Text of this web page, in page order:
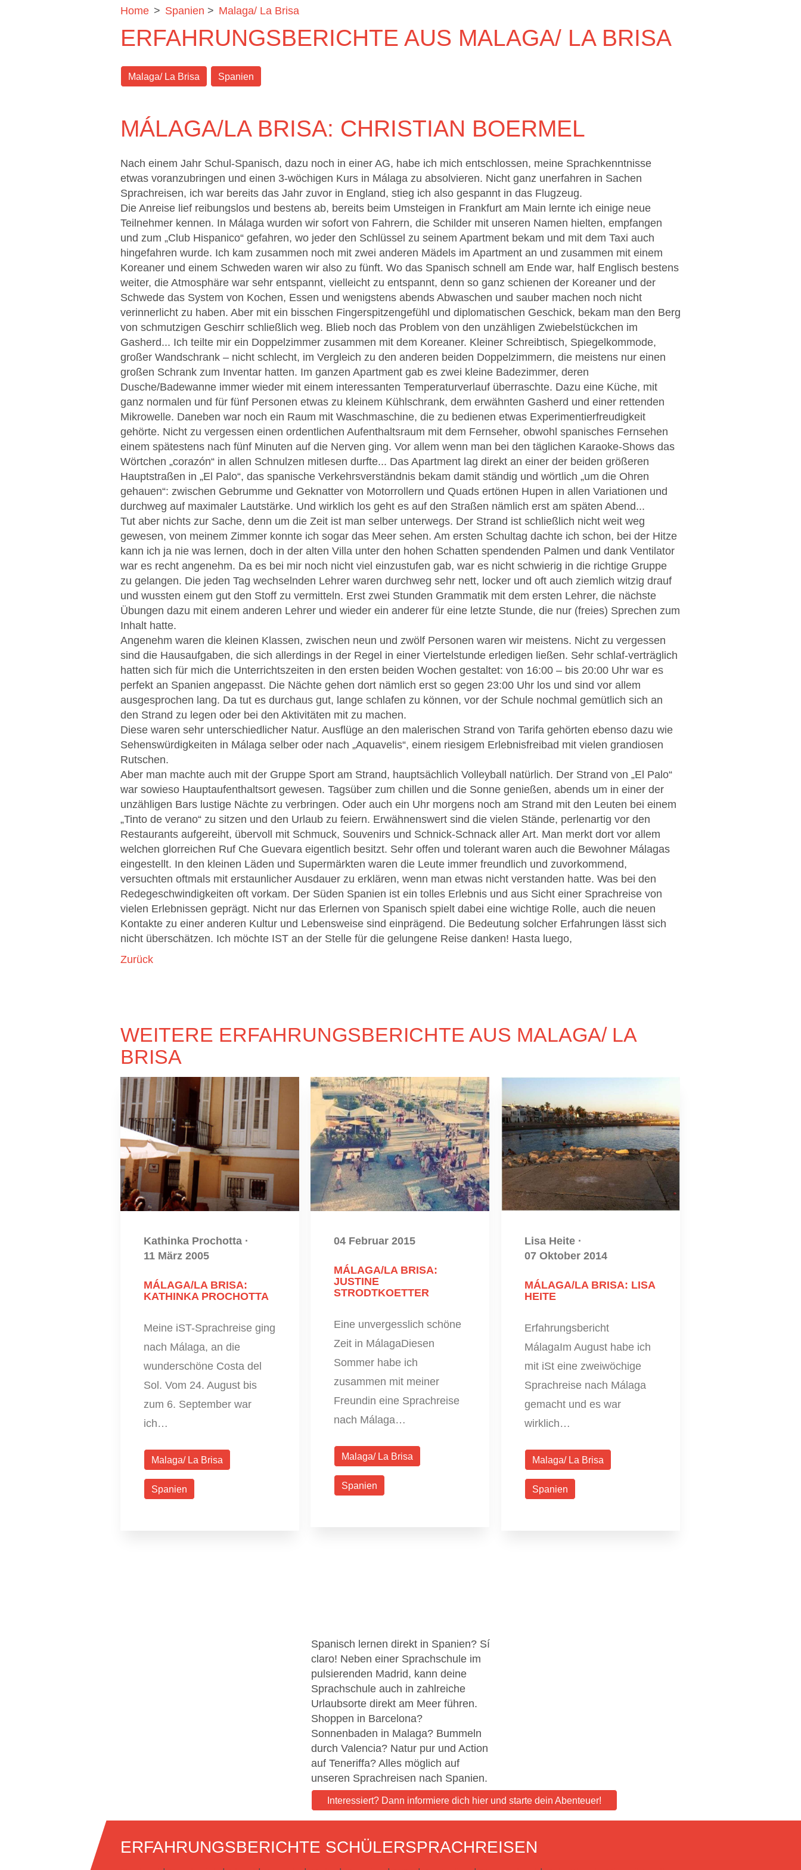
Home > Spanien > Malaga/ La Brisa
ERFAHRUNGSBERICHTE AUS MALAGA/ LA BRISA
Malaga/ La Brisa Spanien
MÁLAGA/LA BRISA: CHRISTIAN BOERMEL
Nach einem Jahr Schul-Spanisch, dazu noch in einer AG, habe ich mich entschlossen, meine Sprachkenntnisse
etwas voranzubringen und einen 3-wöchigen Kurs in Málaga zu absolvieren. Nicht ganz unerfahren in Sachen
Sprachreisen, ich war bereits das Jahr zuvor in England, stieg ich also gespannt in das Flugzeug.
Die Anreise lief reibungslos und bestens ab, bereits beim Umsteigen in Frankfurt am Main lernte ich einige neue
Teilnehmer kennen. In Málaga wurden wir sofort von Fahrern, die Schilder mit unseren Namen hielten, empfangen
und zum „Club Hispanico“ gefahren, wo jeder den Schlüssel zu seinem Apartment bekam und mit dem Taxi auch
hingefahren wurde. Ich kam zusammen noch mit zwei anderen Mädels im Apartment an und zusammen mit einem
Koreaner und einem Schweden waren wir also zu fünft. Wo das Spanisch schnell am Ende war, half Englisch bestens
weiter, die Atmosphäre war sehr entspannt, vielleicht zu entspannt, denn so ganz schienen der Koreaner und der
Schwede das System von Kochen, Essen und wenigstens abends Abwaschen und sauber machen noch nicht
verinnerlicht zu haben. Aber mit ein bisschen Fingerspitzengefühl und diplomatischen Geschick, bekam man den Berg
von schmutzigen Geschirr schließlich weg. Blieb noch das Problem von den unzähligen Zwiebelstückchen im
Gasherd... Ich teilte mir ein Doppelzimmer zusammen mit dem Koreaner. Kleiner Schreibtisch, Spiegelkommode,
großer Wandschrank – nicht schlecht, im Vergleich zu den anderen beiden Doppelzimmern, die meistens nur einen
großen Schrank zum Inventar hatten. Im ganzen Apartment gab es zwei kleine Badezimmer, deren
Dusche/Badewanne immer wieder mit einem interessanten Temperaturverlauf überraschte. Dazu eine Küche, mit
ganz normalen und für fünf Personen etwas zu kleinem Kühlschrank, dem erwähnten Gasherd und einer rettenden
Mikrowelle. Daneben war noch ein Raum mit Waschmaschine, die zu bedienen etwas Experimentierfreudigkeit
gehörte. Nicht zu vergessen einen ordentlichen Aufenthaltsraum mit dem Fernseher, obwohl spanisches Fernsehen
einem spätestens nach fünf Minuten auf die Nerven ging. Vor allem wenn man bei den täglichen Karaoke-Shows das
Wörtchen „corazón“ in allen Schnulzen mitlesen durfte... Das Apartment lag direkt an einer der beiden größeren
Hauptstraßen in „El Palo“, das spanische Verkehrsverständnis bekam damit ständig und wörtlich „um die Ohren
gehauen“: zwischen Gebrumme und Geknatter von Motorrollern und Quads ertönen Hupen in allen Variationen und
durchweg auf maximaler Lautstärke. Und wirklich los geht es auf den Straßen nämlich erst am späten Abend...
Tut aber nichts zur Sache, denn um die Zeit ist man selber unterwegs. Der Strand ist schließlich nicht weit weg
gewesen, von meinem Zimmer konnte ich sogar das Meer sehen. Am ersten Schultag dachte ich schon, bei der Hitze
kann ich ja nie was lernen, doch in der alten Villa unter den hohen Schatten spendenden Palmen und dank Ventilator
war es recht angenehm. Da es bei mir noch nicht viel einzustufen gab, war es nicht schwierig in die richtige Gruppe
zu gelangen. Die jeden Tag wechselnden Lehrer waren durchweg sehr nett, locker und oft auch ziemlich witzig drauf
und wussten einem gut den Stoff zu vermitteln. Erst zwei Stunden Grammatik mit dem ersten Lehrer, die nächste
Übungen dazu mit einem anderen Lehrer und wieder ein anderer für eine letzte Stunde, die nur (freies) Sprechen zum
Inhalt hatte.
Angenehm waren die kleinen Klassen, zwischen neun und zwölf Personen waren wir meistens. Nicht zu vergessen
sind die Hausaufgaben, die sich allerdings in der Regel in einer Viertelstunde erledigen ließen. Sehr schlaf-verträglich
hatten sich für mich die Unterrichtszeiten in den ersten beiden Wochen gestaltet: von 16:00 – bis 20:00 Uhr war es
perfekt an Spanien angepasst. Die Nächte gehen dort nämlich erst so gegen 23:00 Uhr los und sind vor allem
ausgesprochen lang. Da tut es durchaus gut, lange schlafen zu können, vor der Schule nochmal gemütlich sich an
den Strand zu legen oder bei den Aktivitäten mit zu machen.
Diese waren sehr unterschiedlicher Natur. Ausflüge an den malerischen Strand von Tarifa gehörten ebenso dazu wie
Sehenswürdigkeiten in Málaga selber oder nach „Aquavelis“, einem riesigem Erlebnisfreibad mit vielen grandiosen
Rutschen.
Aber man machte auch mit der Gruppe Sport am Strand, hauptsächlich Volleyball natürlich. Der Strand von „El Palo“
war sowieso Hauptaufenthaltsort gewesen. Tagsüber zum chillen und die Sonne genießen, abends um in einer der
unzähligen Bars lustige Nächte zu verbringen. Oder auch ein Uhr morgens noch am Strand mit den Leuten bei einem
„Tinto de verano“ zu sitzen und den Urlaub zu feiern. Erwähnenswert sind die vielen Stände, perlenartig vor den
Restaurants aufgereiht, übervoll mit Schmuck, Souvenirs und Schnick-Schnack aller Art. Man merkt dort vor allem
welchen glorreichen Ruf Che Guevara eigentlich besitzt. Sehr offen und tolerant waren auch die Bewohner Málagas
eingestellt. In den kleinen Läden und Supermärkten waren die Leute immer freundlich und zuvorkommend,
versuchten oftmals mit erstaunlicher Ausdauer zu erklären, wenn man etwas nicht verstanden hatte. Was bei den
Redegeschwindigkeiten oft vorkam. Der Süden Spanien ist ein tolles Erlebnis und aus Sicht einer Sprachreise von
vielen Erlebnissen geprägt. Nicht nur das Erlernen von Spanisch spielt dabei eine wichtige Rolle, auch die neuen
Kontakte zu einer anderen Kultur und Lebensweise sind einprägend. Die Bedeutung solcher Erfahrungen lässt sich
nicht überschätzen. Ich möchte IST an der Stelle für die gelungene Reise danken! Hasta luego,
Zurück
WEITERE ERFAHRUNGSBERICHTE AUS MALAGA/ LA
BRISA
Kathinka Prochotta ·
11 März 2005
MÁLAGA/LA BRISA:
KATHINKA PROCHOTTA
Meine iST-Sprachreise ging
nach Málaga, an die
wunderschöne Costa del
Sol. Vom 24. August bis
zum 6. September war
ich…
Malaga/ La Brisa
Spanien
04 Februar 2015
MÁLAGA/LA BRISA:
JUSTINE
STRODTKOETTER
Eine unvergesslich schöne
Zeit in MálagaDiesen
Sommer habe ich
zusammen mit meiner
Freundin eine Sprachreise
nach Málaga…
Malaga/ La Brisa
Spanien
Lisa Heite ·
07 Oktober 2014
MÁLAGA/LA BRISA: LISA
HEITE
Erfahrungsbericht
MálagaIm August habe ich
mit iSt eine zweiwöchige
Sprachreise nach Málaga
gemacht und es war
wirklich…
Malaga/ La Brisa
Spanien
Spanisch lernen direkt in Spanien? Sí
claro! Neben einer Sprachschule im
pulsierenden Madrid, kann deine
Sprachschule auch in zahlreiche
Urlaubsorte direkt am Meer führen.
Shoppen in Barcelona?
Sonnenbaden in Malaga? Bummeln
durch Valencia? Natur pur und Action
auf Teneriffa? Alles möglich auf
unseren Sprachreisen nach Spanien.
Interessiert? Dann informiere dich hier und starte dein Abenteuer!
ERFAHRUNGSBERICHTE SCHÜLERSPRACHREISEN